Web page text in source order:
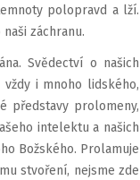
polopravd a lží.
záchranu.
Svědectví o našich
i mnoho lidského,
představy prolomeny,
intelektu a našich
Božského. Prolamuje
stvoření, nejsme zde